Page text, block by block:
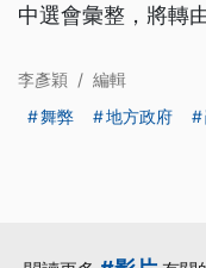
中選會彙整，將轉
李彥穎 / 編輯
舞弊
地方政府